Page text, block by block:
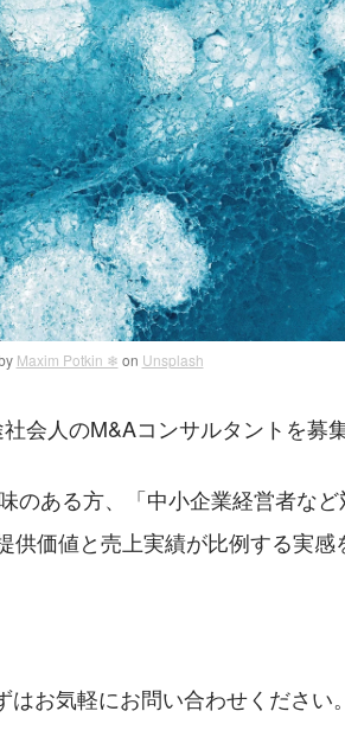
Maxim Potkin ❄ on Unsplash
会人のM&Aコンサルタントを募
のある方、「中小企業経営者な
供価値と売上実績が比例する実感
はお気軽にお問い合わせください